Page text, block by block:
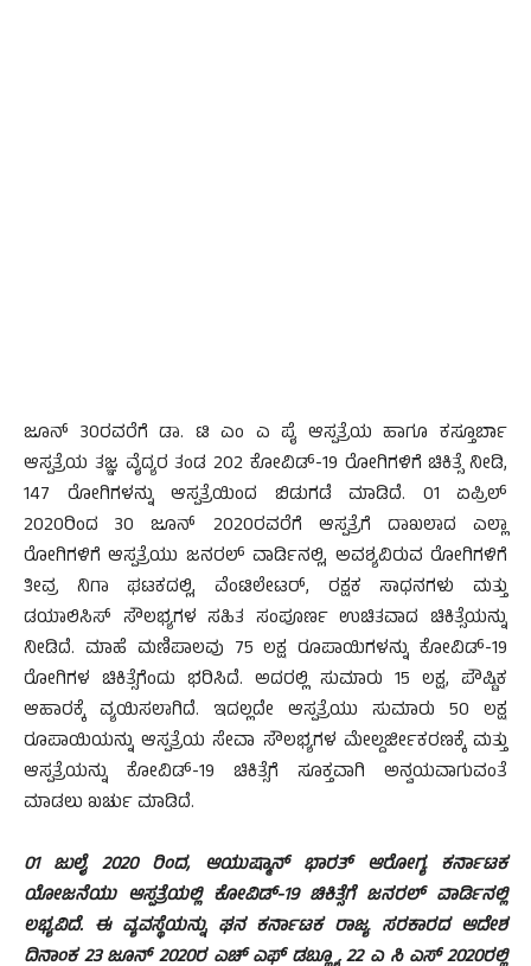
ಜೂನ್ 30ರವರೆಗೆ ಡಾ. ಟಿ ಎಂ ಎ ಪೈ ಆಸ್ಪತ್ರೆಯ ಹಾಗೂ ಕಸ್ತೂರ್ಬಾ
ಆಸ್ಪತ್ರೆಯ ತಜ್ಞ ವೈದ್ಯರ ತಂಡ 202 ಕೋವಿಡ್-19 ರೋಗಿಗಳಿಗೆ ಚಿಕಿತ್ಸೆ ನೀಡಿ,
147 ರೋಗಿಗಳನ್ನು ಆಸ್ಪತ್ರೆಯಿಂದ ಬಿಡುಗಡೆ ಮಾಡಿದೆ. 01 ಏಪ್ರಿಲ್
2020ರಿಂದ 30 ಜೂನ್ 2020ರವರೆಗೆ ಆಸ್ಪತ್ರೆಗೆ ದಾಖಲಾದ ಎಲ್ಲಾ
ರೋಗಿಗಳಿಗೆ ಆಸ್ಪತ್ರೆಯು ಜನರಲ್ ವಾರ್ಡಿನಲ್ಲಿ, ಅವಶ್ಯವಿರುವ ರೋಗಿಗಳಿಗೆ
ತೀವ್ರ ನಿಗಾ ಘಟಕದಲ್ಲಿ, ವೆಂಟಿಲೇಟರ್, ರಕ್ಷಕ ಸಾಧನಗಳು ಮತ್ತು
ಡಯಾಲಿಸಿಸ್ ಸೌಲಭ್ಯಗಳ ಸಹಿತ ಸಂಪೂರ್ಣ ಉಚಿತವಾದ ಚಿಕಿತ್ಸೆಯನ್ನು
ನೀಡಿದೆ. ಮಾಹೆ ಮಣಿಪಾಲವು 75 ಲಕ್ಷ ರೂಪಾಯಿಗಳನ್ನು ಕೋವಿಡ್-19
ರೋಗಿಗಳ ಚಿಕಿತ್ಸೆಗೆಂದು ಭರಿಸಿದೆ. ಅದರಲ್ಲಿ ಸುಮಾರು 15 ಲಕ್ಷ, ಪೌಷ್ಟಿಕ
ಆಹಾರಕ್ಕೆ ವ್ಯಯಿಸಲಾಗಿದೆ. ಇದಲ್ಲದೇ ಆಸ್ಪತ್ರೆಯು ಸುಮಾರು 50 ಲಕ್ಷ
ರೂಪಾಯಿಯನ್ನು ಆಸ್ಪತ್ರೆಯ ಸೇವಾ ಸೌಲಭ್ಯಗಳ ಮೇಲ್ದರ್ಜೀಕರಣಕ್ಕೆ ಮತ್ತು
ಆಸ್ಪತ್ರೆಯನ್ನು ಕೋವಿಡ್-19 ಚಿಕಿತ್ಸೆಗೆ ಸೂಕ್ತವಾಗಿ ಅನ್ವಯವಾಗುವಂತೆ
ಮಾಡಲು ಖರ್ಚು ಮಾಡಿದೆ.
01 ಜುಲೈ 2020 ರಿಂದ, ಆಯುಷ್ಮಾನ್ ಭಾರತ್ ಆರೋಗ್ಯ ಕರ್ನಾಟಕ
ಯೋಜನೆಯು ಆಸ್ಪತ್ರೆಯಲ್ಲಿ ಕೋವಿಡ್-19 ಚಿಕಿತ್ಸೆಗೆ ಜನರಲ್ ವಾರ್ಡಿನಲ್ಲಿ
ಲಭ್ಯವಿದೆ. ಈ ವ್ಯವಸ್ಥೆಯನ್ನು ಘನ ಕರ್ನಾಟಕ ರಾಜ್ಯ ಸರಕಾರದ ಆದೇಶ
ದಿನಾಂಕ 23 ಜೂನ್ 2020ರ ಎಚ್ ಎಫ್ ಡಬ್ಲ್ಯೂ 22 ಎ ಸಿ ಎಸ್ 2020ರಲ್ಲಿ